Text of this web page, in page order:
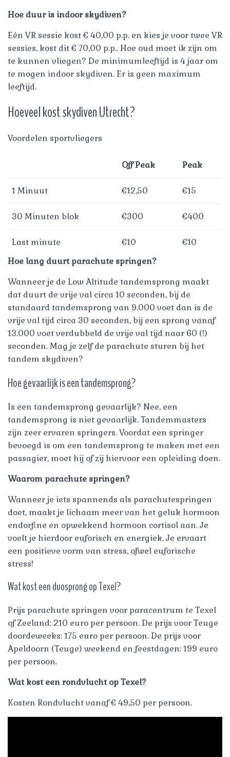
Hoe duur is indoor skydiven?
Eén VR sessie kost € 40,00 p.p. en kies je voor twee VR
sessies, kost dit € 70,00 p.p.. Hoe oud moet ik zijn om
te kunnen vliegen? De minimumleeftijd is 4 jaar om
te mogen indoor skydiven. Er is geen maximum
leeftijd.
Hoeveel kost skydiven Utrecht?
Voordelen sportvliegers
Off Peak Peak
1 Minuut €12,50 €15
30 Minuten blok €300 €400
Last minute €10
€10
Hoe lang duurt parachute springen?
Wanneer je de Low Altitude tandemsprong maakt
dat duurt de vrije val circa 10 seconden, bij de
standaard tandemsprong van 9.000 voet dan is de
vrije val tijd circa 30 seconden, bij een sprong vanaf
13.000 voet verdubbeld de vrije val tijd naar 60 (!)
seconden. Mag je zelf de parachute sturen bij het
tandem skydiven?
Hoe gevaarlijk is een tandemsprong?
Is een tandemsprong gevaarlijk? Nee, een
tandemsprong is niet gevaarlijk. Tandemmasters
zijn zeer ervaren springers. Voordat een springer
bevoegd is om een tandemsprong te maken met een
passagier, moet hij of zij hiervoor een opleiding doen.
Waarom parachute springen?
Wanneer je iets spannends als parachutespringen
doet, maakt je lichaam meer van het geluk hormoon
endorfine en opwekkend hormoon cortisol aan. Je
voelt je hierdoor euforisch en energiek. Je ervaart
een positieve vorm van stress, ofwel euforische
stress!
Wat kost een duosprong op Texel?
Prijs parachute springen voor paracentrum te Texel
of Zeeland: 210 euro per persoon. De prijs voor Teuge
doordeweeks: 175 euro per persoon. De prijs voor
Apeldoorn (Teuge) weekend en feestdagen: 199 euro
per persoon.
Wat kost een rondvlucht op Texel?
Kosten Rondvlucht vanaf € 49,50 per persoon.